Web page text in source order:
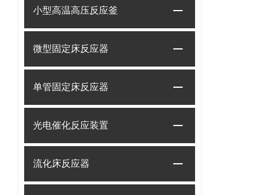
小型高温高压反应釜
微型固定床反应器
单管固定床反应器
光电催化反应装置
流化床反应器